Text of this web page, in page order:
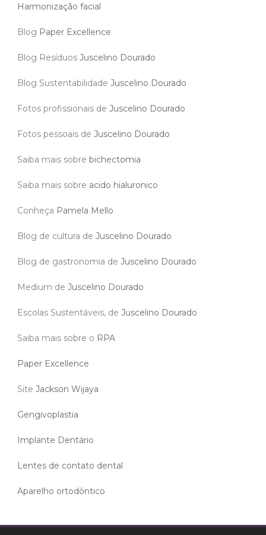
Harmonização facial
Blog Paper Excellence
Blog Resíduos Juscelino Dourado
Blog Sustentabilidade Juscelino Dourado
Fotos profissionais de Juscelino Dourado
Fotos pessoais de Juscelino Dourado
Saiba mais sobre bichectomia
Saiba mais sobre acido hialuronico
Conheça Pamela Mello
Blog de cultura de Juscelino Dourado
Blog de gastronomia de Juscelino Dourado
Medium de Juscelino Dourado
Escolas Sustentáveis, de Juscelino Dourado
Saiba mais sobre o RPA
Paper Excellence
Site Jackson Wijaya
Gengivoplastia
Implante Dentário
Lentes de contato dental
Aparelho ortodôntico